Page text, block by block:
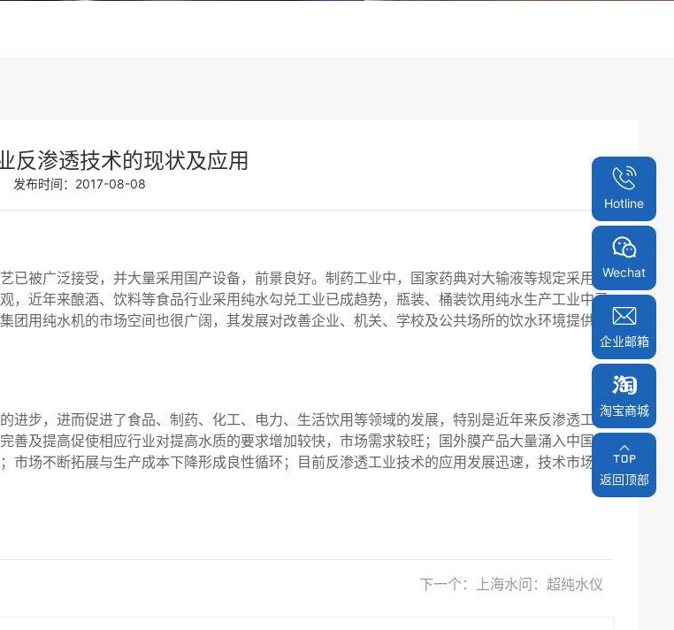
反渗透技术的现状及应用
发布时间：2017-08-08
已被广泛接受，并大量采用国产设备，前景良好。制药工业中，国家药典对大输液等规定采用蒸
近年来酿酒、饮料等食品行业采用纯水勾兑工业已成趋势，瓶装、桶装饮用纯水生产工业中已
团用纯水机的市场空间也很广阔，其发展对改善企业、机关、学校及公共场所的饮水环境提供更
步，进而促进了食品、制药、化工、电力、生活饮用等领域的发展，特别是近年来反渗透工艺
及提高促使相应行业对提高水质的要求增加较快，市场需求较旺；国外膜产品大量涌入中国市
场不断拓展与生产成本下降形成良性循环；目前反渗透工业技术的应用发展迅速，技术市场日
下一个：上海水问：超纯水仪
Hotline
Wechat
企业邮箱
淘宝商城
淘宝商城
返回顶部
返回顶部